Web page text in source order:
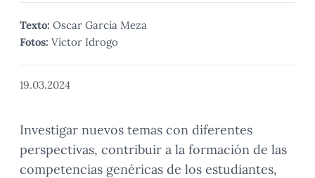
Texto: Oscar García Meza
Fotos: Víctor Idrogo
19.03.2024
Investigar nuevos temas con diferentes
perspectivas, contribuir a la formación de las
competencias genéricas de los estudiantes,